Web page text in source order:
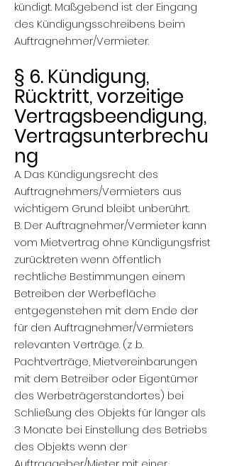
kündigt. Maßgebend ist der Eingang
des Kündigungsschreibens beim
Auftragnehmer/Vermieter.
§ 6. Kündigung,
Rücktritt, vorzeitige
Vertragsbeendigung,
Vertragsunterbrechu
ng
A. Das Kündigungsrecht des
Auftragnehmers/Vermieters aus
wichtigem Grund bleibt unberührt.
B. Der Auftragnehmer/Vermieter kann
vom Mietvertrag ohne Kündigungsfrist
zurücktreten wenn öffentlich
rechtliche Bestimmungen einem
Betreiben der Werbefläche
entgegenstehen mit dem Ende der
für den Auftragnehmer/Vermieters
relevanten Verträge. (z .b.
Pachtverträge, Mietvereinbarungen
mit dem Betreiber oder Eigentümer
des Werbeträgerstandortes) bei
Schließung des Objekts für länger als
3 Monate bei Einstellung des Betriebs
des Objekts wenn der